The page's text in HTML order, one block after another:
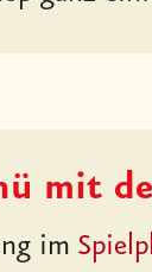
mit
im